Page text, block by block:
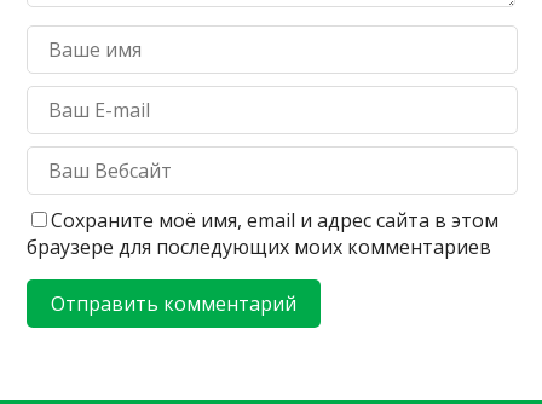
Сохраните моё имя, email и адрес сайта в этом
браузере для последующих моих комментариев